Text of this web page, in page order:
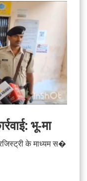
भू-मा
के माध्यम स�